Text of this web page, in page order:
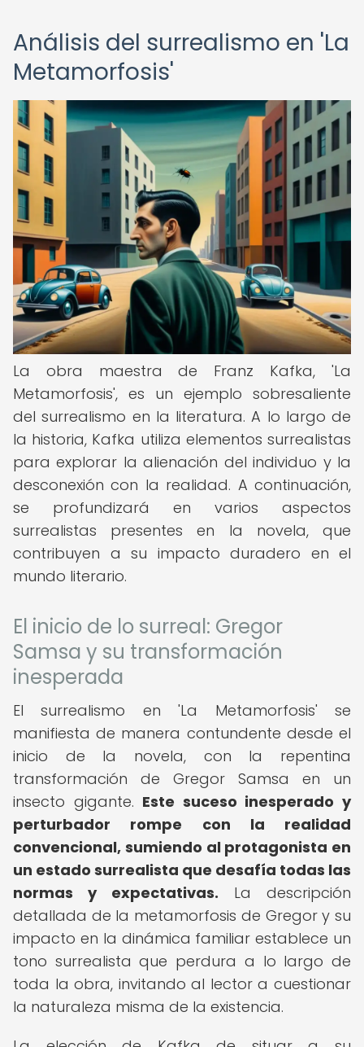
Análisis del surrealismo en 'La
Metamorfosis'
La obra maestra de Franz Kafka, 'La
Metamorfosis', es un ejemplo sobresaliente
del surrealismo en la literatura. A lo largo de
la historia, Kafka utiliza elementos surrealistas
para explorar la alienación del individuo y la
desconexión con la realidad. A continuación,
se profundizará en varios aspectos
surrealistas presentes en la novela, que
contribuyen a su impacto duradero en el
mundo literario.
El inicio de lo surreal: Gregor
Samsa y su transformación
inesperada
El surrealismo en 'La Metamorfosis' se
manifiesta de manera contundente desde el
inicio de la novela, con la repentina
transformación de Gregor Samsa en un
insecto gigante. Este suceso inesperado y
perturbador rompe con la realidad
convencional, sumiendo al protagonista en
un estado surrealista que desafía todas las
normas y expectativas. La descripción
detallada de la metamorfosis de Gregor y su
impacto en la dinámica familiar establece un
tono surrealista que perdura a lo largo de
toda la obra, invitando al lector a cuestionar
la naturaleza misma de la existencia.